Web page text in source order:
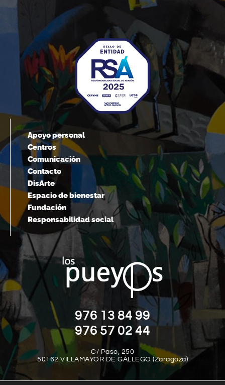
Apoyo personal
Centros
Comunicación
Contacto
DisArte
Espacio de bienestar
Fundación
Responsabilidad social
976 13 84 99
976 57 02 44
C/ Paso, 250
50162 VILLAMAYOR DE GÁLLEGO (Zaragoza)